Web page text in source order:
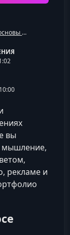
Видеосъёмка: основы и операторское мастерство
вы
мышление,
рекламе и